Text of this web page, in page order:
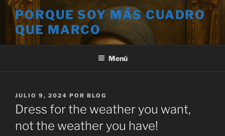
Saltar
contenido
PORQUE SOY MÁS CUADRO
QUE MARCO
Menú
PUBLICADO
EL
JULIO 9, 2024 POR BLOG
Dress for the weather you want,
not the weather you have!